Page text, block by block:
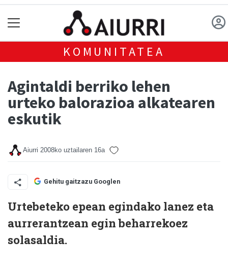
KOMUNITATEA
Agintaldi berriko lehen
urteko balorazioa alkatearen
eskutik
Aiurri 2008ko uztailaren 16a
Gehitu gaitzazu Googlen
Urtebeteko epean egindako lanez eta
aurrerantzean egin beharrekoez
solasaldia.